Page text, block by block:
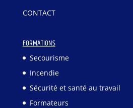
CONTACT
FORMATIONS
Secourisme
Incendie
Sécurité et santé au travail
Formateurs